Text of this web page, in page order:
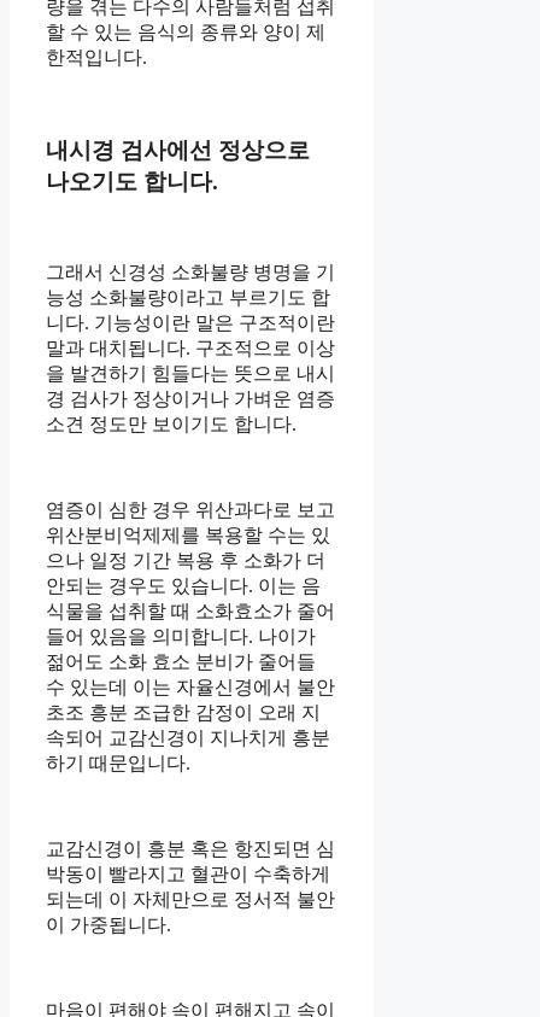
량을 겪는 다수의 사람들처럼 섭취
할 수 있는 음식의 종류와 양이 제
한적입니다.
내시경 검사에선 정상으로
나오기도 합니다.
그래서 신경성 소화불량 병명을 기
능성 소화불량이라고 부르기도 합
니다. 기능성이란 말은 구조적이란
말과 대치됩니다. 구조적으로 이상
을 발견하기 힘들다는 뜻으로 내시
경 검사가 정상이거나 가벼운 염증
소견 정도만 보이기도 합니다.
염증이 심한 경우 위산과다로 보고
위산분비억제제를 복용할 수는 있
으나 일정 기간 복용 후 소화가 더
안되는 경우도 있습니다. 이는 음
식물을 섭취할 때 소화효소가 줄어
들어 있음을 의미합니다. 나이가
젊어도 소화 효소 분비가 줄어들
수 있는데 이는 자율신경에서 불안
초조 흥분 조급한 감정이 오래 지
속되어 교감신경이 지나치게 흥분
하기 때문입니다.
교감신경이 흥분 혹은 항진되면 심
박동이 빨라지고 혈관이 수축하게
되는데 이 자체만으로 정서적 불안
이 가중됩니다.
마음이 편해야 속이 편해지고 속이